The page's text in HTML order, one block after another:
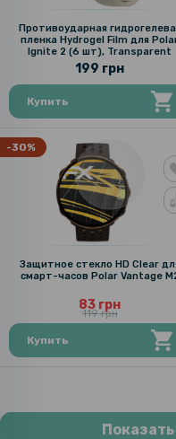
Противоударная
пленка Hydrogel Film для
Ignite 2 (6 шт), Transparent
199 грн
Купить
-30%
Защитное стекло HD Clear
смарт-часов Polar Vantage
83 грн
119 грн
Купить